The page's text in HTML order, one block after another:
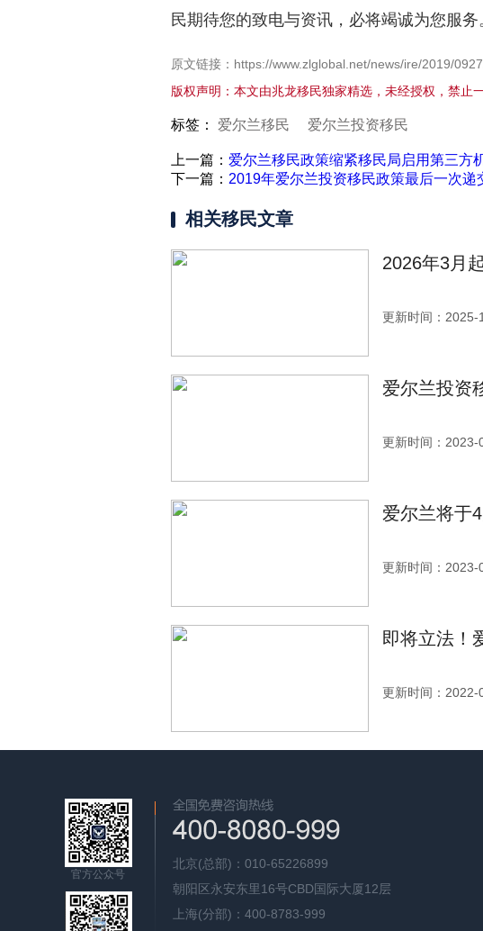
民期待您的致电与资讯，必将竭诚为您服务
原文链接：https://www.zlglobal.net/news/ire/2019/
版权声明：本文由兆龙移民独家精选，未经授权，禁止
标签： 爱尔兰移民 爱尔兰投资移民
上一篇： 爱尔兰移民政策缩紧移民局启用第三方
下一篇： 2019年爱尔兰投资移民政策最后一次递
相关移民文章
2026年3月
更新时间：2025-
爱尔兰投资
更新时间：2023-
爱尔兰将于
更新时间：2023-
即将立法！
更新时间：2022-
官方公众号
北京(总部)：010-65226899
朝阳区永安东里16号CBD国际大厦12层
上海(分部)：400-8783-999